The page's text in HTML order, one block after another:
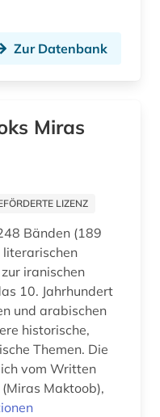
fid geschichtswissenschaft (1)
Zur Datenbank
Miras
LIZENZ
Bänden (189
literarischen
iranischen
10. Jahrhundert
und arabischen
historische,
Themen. Die
vom Written
Maktoob),